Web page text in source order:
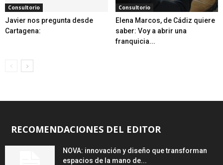
Consultorio
Javier nos pregunta desde
Cartagena:
Consultorio
Elena Marcos, de Cádiz quiere
saber: Voy a abrir una
franquicia...
RECOMENDACIONES DEL EDITOR
NOVA: innovación y diseño que transforman
espacios de la mano de...